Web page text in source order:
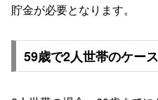
貯金が必要となります。
59歳で2人世帯のケース